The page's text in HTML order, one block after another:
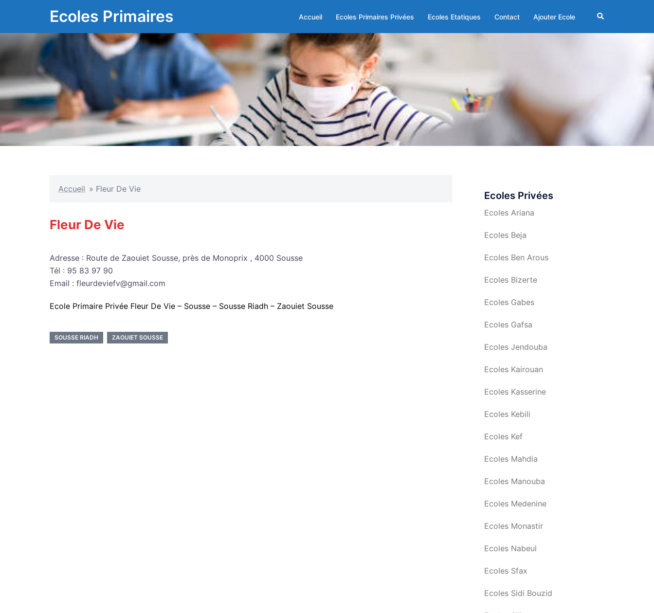
contenu
Ecoles Primaires Accueil Ecoles Primaires Privées Ecoles Etatiques Contact Ajouter Ecole Rechercher
Accueil » Fleur De Vie
Fleur De Vie
Adresse : Route de Zaouiet Sousse, près de Monoprix , 4000 Sousse
Tél : 95 83 97 90
Email : fleurdeviefv@gmail.com
Ecole Primaire Privée Fleur De Vie – Sousse – Sousse Riadh – Zaouiet Sousse
SOUSSE RIADH ZAOUIET SOUSSE
Ecoles Privées
Ecoles Ariana
Ecoles Beja
Ecoles Ben Arous
Ecoles Bizerte
Ecoles Gabes
Ecoles Gafsa
Ecoles Jendouba
Ecoles Kairouan
Ecoles Kasserine
Ecoles Kebili
Ecoles Kef
Ecoles Mahdia
Ecoles Manouba
Ecoles Medenine
Ecoles Monastir
Ecoles Nabeul
Ecoles Sfax
Ecoles Sidi Bouzid